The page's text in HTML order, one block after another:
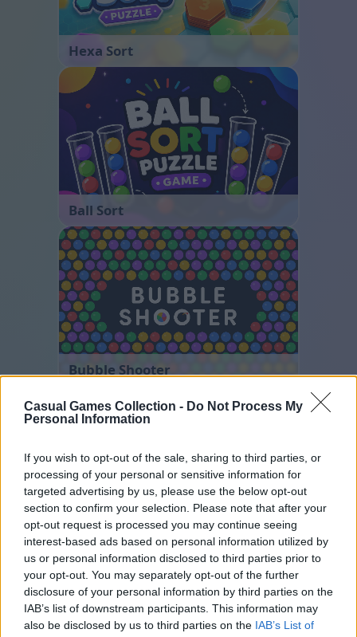
Casual Games Collection - Do Not Process My
Personal Information
If you wish to opt-out of the sale, sharing to third parties, or
processing of your personal or sensitive information for
targeted advertising by us, please use the below opt-out
section to confirm your selection. Please note that after your
opt-out request is processed you may continue seeing
interest-based ads based on personal information utilized by
us or personal information disclosed to third parties prior to
your opt-out. You may separately opt-out of the further
disclosure of your personal information by third parties on the
IAB’s list of downstream participants. This information may
also be disclosed by us to third parties on the IAB’s List of
Hexa Sort
Ball Sort
Bubble Shooter
Number Quest